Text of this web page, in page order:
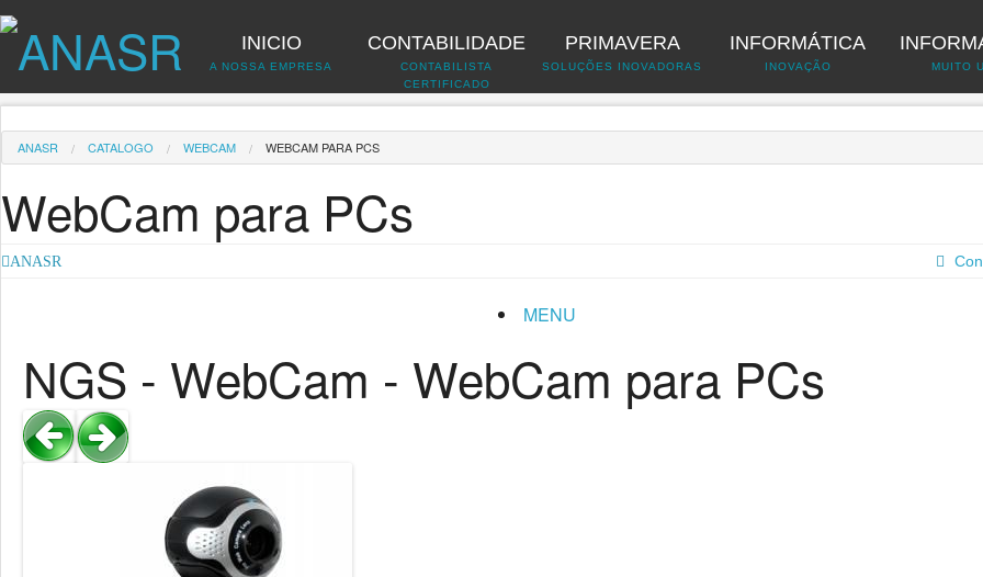
INICIO
A NOSSA EMPRESA
CONTABILIDADE
CONTABILISTA
CERTIFICADO
PRIMAVERA
SOLUÇÕES INOVADORAS
INFORMÁTICA
INOVAÇÃO MUITO
ANASR CATALOGO WEBCAM WEBCAM PARA PCS
WebCam para PCs
ANASR
MENU
NGS - WebCam - WebCam para PCs